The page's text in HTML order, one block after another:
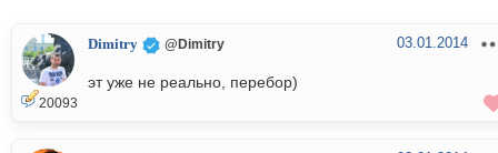
20093
Dimitry @Dimitry 03.01.2014
эт уже не реально, перебор)